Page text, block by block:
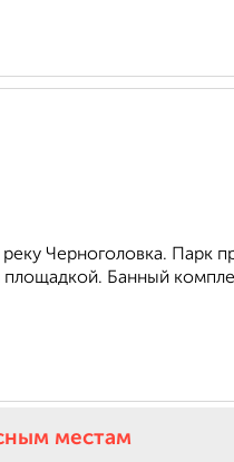
Черноголовка. Парк
Банный
местам